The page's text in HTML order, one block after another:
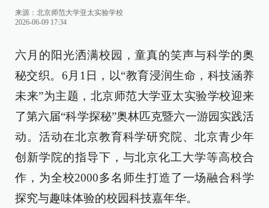
来源： 北京师范大学亚太实验学校
2026-06-09 17:34
六月的阳光洒满校园，童真的笑声与科学的奥
秘交织。6月1日，以“教育浸润生命，科技涵养
未来”为主题，北京师范大学亚太实验学校迎来
了第六届“科学探秘”奥林匹克暨六一游园实践活
动。活动在北京教育科学研究院、北京青少年
创新学院的指导下，与北京化工大学等高校合
作，为全校2000多名师生打造了一场融合科学
探究与趣味体验的校园科技嘉年华。